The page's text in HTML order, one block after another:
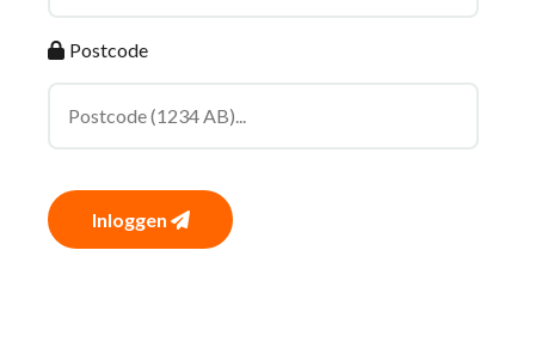
Postcode
Inloggen